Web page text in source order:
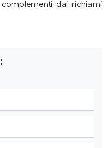
dai richiami